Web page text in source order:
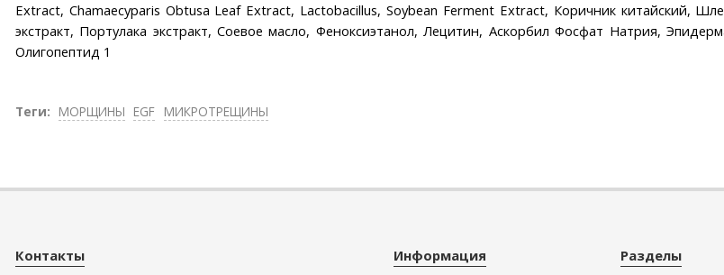
Extract, Chamaecyparis Obtusa Leaf Extract, Lactobacillus, Soybean Ferment Extract, Коричник китайский,
экстракт, Портулака экстракт, Соевое масло, Феноксиэтанол, Лецитин, Аскорбил Фосфат Натрия,
Олигопептид 1
Теги: МОРЩИНЫ EGF МИКРОТРЕЩИНЫ
Контакты Информация Разделы